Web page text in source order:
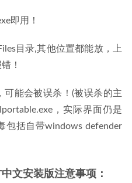
即用！
目录,其他位置都能放，上
！
可能会被误杀！(被误杀的主
，实际界面仍是
包括自带windows defender
文安装版注意事项：